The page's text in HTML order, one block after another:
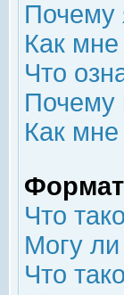
Почему
Как
Что
Почему
Как
Что
Могу ли
Что